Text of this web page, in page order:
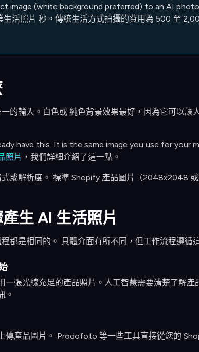
image (white background preferred) to an AI
活照片 秒。傳統生活方式拍攝的費用為 500 至
的輸入。白色或 純色背景效果最好，因為它可以讓
have this. It is the same image you use for your
照片 ，我們詳細介紹了這一點。
或解析度。 標準 Shopify 產品圖片（2048x2048 或
生 AI 生活照片
都是相同的。 具體介面有所不同，但工作流程遵循
一張光線充足的產品照片。人工智慧需要清楚了解
。
傳產品圖片。 Prodofoto 等一些工具直接從您的